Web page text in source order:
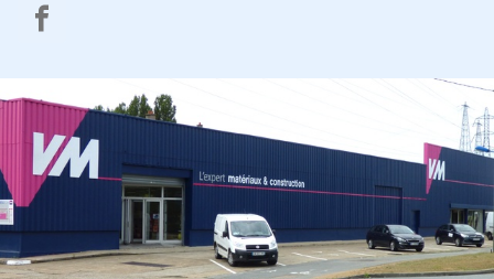
VM
Matériaux
Le
Havre